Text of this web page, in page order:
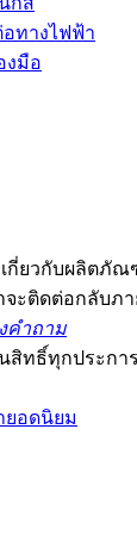
ทางไฟฟ้า
งมือ
กี่ยวกับผลิตภัณ
ะติดต่อกลับภา
สิทธิ์ทุกประการ
ยอดนิยม